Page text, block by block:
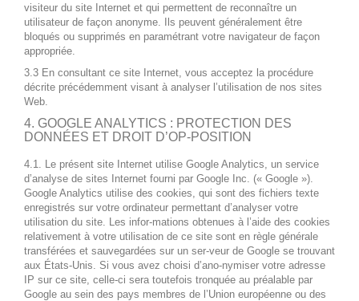
visiteur du site Internet et qui permettent de reconnaître un
utilisateur de façon anonyme. Ils peuvent généralement être
bloqués ou supprimés en paramétrant votre navigateur de façon
appropriée.
3.3 En consultant ce site Internet, vous acceptez la procédure
décrite précédemment visant à analyser l’utilisation de nos sites
Web.
4. GOOGLE ANALYTICS : PROTECTION DES
DONNÉES ET DROIT D’OP-POSITION
4.1. Le présent site Internet utilise Google Analytics, un service
d’analyse de sites Internet fourni par Google Inc. (« Google »).
Google Analytics utilise des cookies, qui sont des fichiers texte
enregistrés sur votre ordinateur permettant d’analyser votre
utilisation du site. Les infor-mations obtenues à l’aide des cookies
relativement à votre utilisation de ce site sont en règle générale
transférées et sauvegardées sur un ser-veur de Google se trouvant
aux États-Unis. Si vous avez choisi d’ano-nymiser votre adresse
IP sur ce site, celle-ci sera toutefois tronquée au préalable par
Google au sein des pays membres de l’Union européenne ou des